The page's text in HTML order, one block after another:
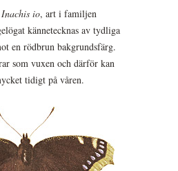
Inachis io, art i familjen
kännetecknas av tydliga
en rödbrun bakgrundsfärg.
som vuxen och därför kan
tidigt på våren.